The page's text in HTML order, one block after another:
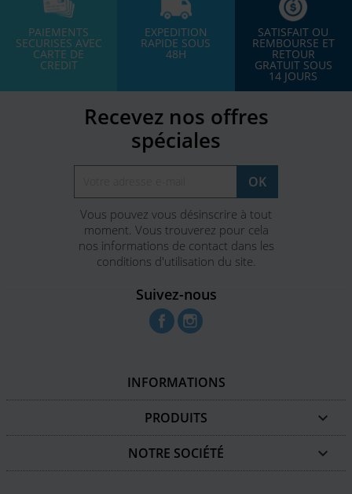
PAIEMENTS
SECURISES AVEC
CARTE DE
CREDIT
EXPEDITION
RAPIDE SOUS
48H
SATISFAIT OU
REMBOURSE ET
RETOUR
GRATUIT SOUS
14 JOURS
Recevez nos offres
spéciales
Vous pouvez vous désinscrire à tout
moment. Vous trouverez pour cela
nos informations de contact dans les
conditions d'utilisation du site.
Suivez-nous
Facebook
INFORMATIONS
PRODUITS 
NOTRE SOCIÉTÉ 